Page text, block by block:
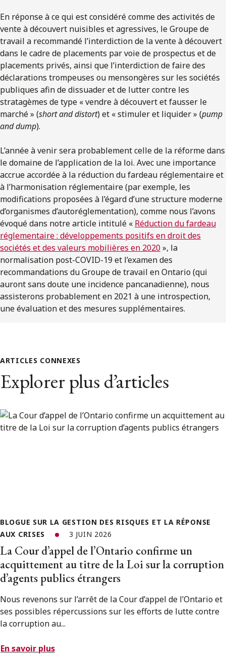
En réponse à ce qui est considéré comme des activités de
vente à découvert nuisibles et agressives, le Groupe de
travail a recommandé l’interdiction de la vente à découvert
dans le cadre de placements par voie de prospectus et de
placements privés, ainsi que l’interdiction de faire des
déclarations trompeuses ou mensongères sur les sociétés
publiques afin de dissuader et de lutter contre les
stratagèmes de type « vendre à découvert et fausser le
marché » (short and distort) et « stimuler et liquider » (pump
and dump).
L’année à venir sera probablement celle de la réforme dans
le domaine de l’application de la loi. Avec une importance
accrue accordée à la réduction du fardeau réglementaire et
à l’harmonisation réglementaire (par exemple, les
modifications proposées à l’égard d’une structure moderne
d’organismes d’autoréglementation), comme nous l’avons
évoqué dans notre article intitulé « Réduction du fardeau
réglementaire : développements positifs en droit des
sociétés et des valeurs mobilières en 2020», la
normalisation post-COVID-19 et l’examen des
recommandations du Groupe de travail en Ontario (qui
auront sans doute une incidence pancanadienne), nous
assisterons probablement en 2021 à une introspection,
une évaluation et des mesures supplémentaires.
ARTICLES CONNEXES
Explorer plus d’articles
BLOGUE SUR LA GESTION DES RISQUES ET LA RÉPONSE
AUX CRISES
3 JUIN 2026
La Cour d’appel de l’Ontario confirme un
acquittement au titre de la Loi sur la corruption
d’agents publics étrangers
Nous revenons sur l’arrêt de la Cour d’appel de l’Ontario et
ses possibles répercussions sur les efforts de lutte contre
la corruption au...
En savoir plus